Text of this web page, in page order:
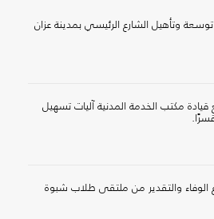
وتأهيل الشارع الرئيسي بمدينة عزان
مكتب الخدمة المدنية آليات تسهيل
الوفاء والتقدير من ملتقى طلاب شبوة